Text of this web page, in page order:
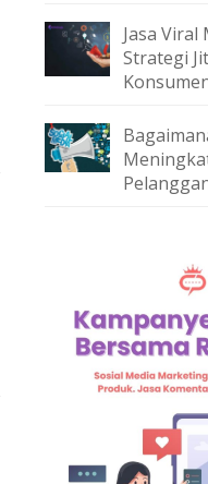
Jasa
Strategi